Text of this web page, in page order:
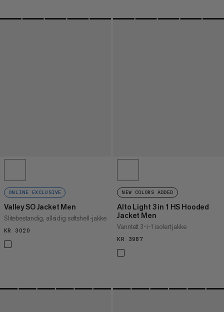
ONLINE EXCLUSIVE
Valley SO Jacket Men
Slitebestandig, allsidig softshell-jakke
KR 3020
NEW COLORS ADDED
Alto Light 3 in 1 HS Hooded
Jacket Men
Vanntett 3-i-1 isolert jakke
KR 3987